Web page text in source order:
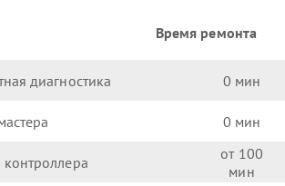
Время ремонта
диагностика 0
0
100